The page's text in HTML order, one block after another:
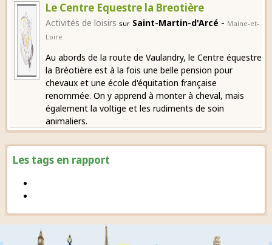
Les tags en rapport
Le Centre Equestre la Breotière
Activités de loisirs sur Saint-Martin-d'Arcé - Maine-et-
Loire
Au abords de la route de Vaulandry, le Centre équestre
la Bréotière est à la fois une belle pension pour
chevaux et une école d'équitation française
renommée. On y apprend à monter à cheval, mais
également la voltige et les rudiments de soin
animaliers.